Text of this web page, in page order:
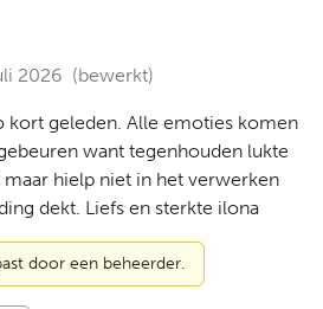
2026 (bewerkt)
kort geleden. Alle emoties komen
want tegenhouden lukte
hielp niet in het verwerken
dekt. Liefs en sterkte ilona
door een beheerder.